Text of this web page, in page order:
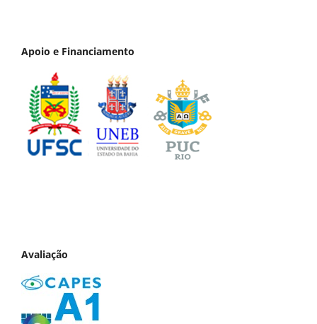
Apoio e Financiamento
Avaliação